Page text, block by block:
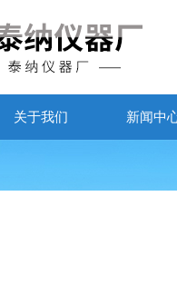
关于我们 新闻中